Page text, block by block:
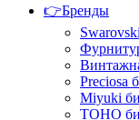
👉Бренды
Preciosa
Miyuki
TOHO